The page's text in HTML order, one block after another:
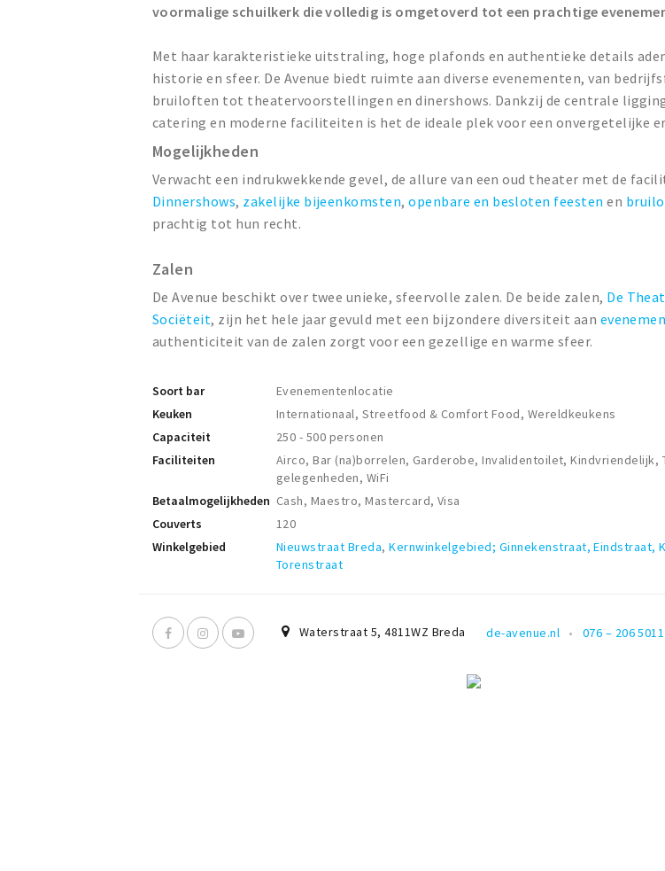
voormalige schuilkerk die volledig is omgetoverd tot een prachtige
Met haar karakteristieke uitstraling, hoge plafonds en authentieke details
historie en sfeer. De Avenue biedt ruimte aan diverse evenementen, van
bruiloften tot theatervoorstellingen en dinershows. Dankzij de centrale
catering en moderne faciliteiten is het de ideale plek voor een onvergetelijke
Mogelijkheden
Verwacht een indrukwekkende gevel, de allure van een oud theater met de
Dinnershows, zakelijke bijeenkomsten,openbare en besloten feesten en
prachtig tot hun recht.
Zalen
De Avenue beschikt over twee unieke, sfeervolle zalen. De beide zalen, De
Sociëteit, zijn het hele jaar gevuld met een bijzondere diversiteit aan
authenticiteit van de zalen zorgt voor een gezellige en warme sfeer.
Soort bar
Evenementenlocatie
Keuken
Internationaal, Streetfood & Comfort Food, Wereldkeukens
Capaciteit
250 - 500 personen
Faciliteiten
Airco, Bar (na)borrelen, Garderobe, Invalidentoilet, Kindvriendelijk,
gelegenheden, WiFi
Betaalmogelijkheden Cash, Maestro, Mastercard, Visa
Couverts
120
Winkelgebied
Nieuwstraat Breda,Kernwinkelgebied; Ginnekenstraat, Eindstraat,
Torenstraat
Waterstraat 5,4811WZ Breda de-avenue.nl 076 – 206 5011